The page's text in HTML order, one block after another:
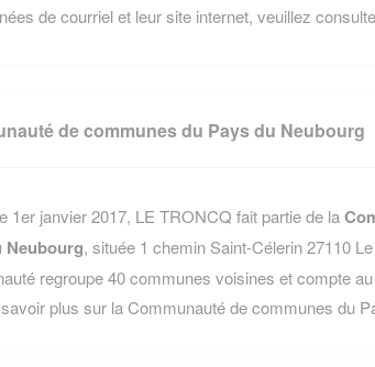
de courriel et leur site internet, veuillez
de communes du Pays du Neubourg
1er janvier 2017, LE TRONCQ fait partie de la
Neubourg, située 1 chemin Saint-Célerin 27110
regroupe 40 communes voisines et compte
plus sur la Communauté de communes du